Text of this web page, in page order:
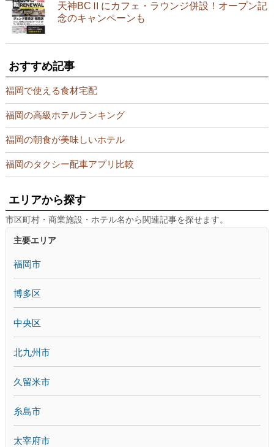
天神BCⅡにカフェ・ラウンジ併設！オープン記
念のキャンペーンも
おすすめ記事
福岡で使える食材宅配
福岡の高級ホテルランキング
福岡の朝食が美味しいホテル
福岡のタクシー配車アプリ比較
エリアから探す
市区町村・商業施設・ホテル名から関連記事を探せます。
主要エリア
福岡市
博多区
中央区
北九州市
久留米市
糸島市
太宰府市